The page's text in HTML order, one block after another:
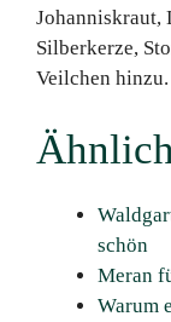
Johanniskraut,
Silberkerze,
Veilchen hinzu.
schön
Meran
Warum